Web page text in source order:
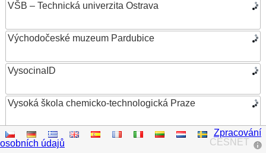
VŠB – Technická univerzita Ostrava
Východočeské muzeum Pardubice
VysocinaID
Vysoká škola chemicko-technologická Praze
Vysoká škola ekonomická v Praze
CESNET
Zpracování
osobních údajů